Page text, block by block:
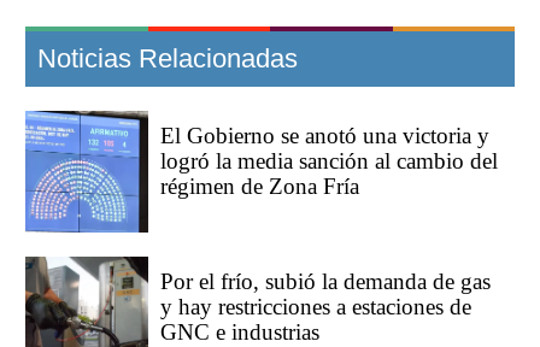
Noticias Relacionadas
El Gobierno se anotó una victoria y
logró la media sanción al cambio del
régimen de Zona Fría
Por el frío, subió la demanda de gas
y hay restricciones a estaciones de
GNC e industrias